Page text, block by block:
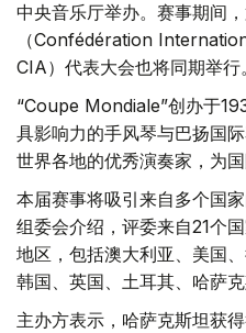
中央音乐厅举办。赛事期间
（Confédération
CIA）代表大会也将同期举行。
“Coupe Mondiale”创办于
具影响力的手风琴与巴扬国
世界各地的优秀演奏家，为
本届赛事将吸引来自多个国
组委会介绍，评委来自21个
地区，包括澳大利亚、美国
韩国、英国、土耳其、哈萨克
主办方表示，哈萨克斯坦获